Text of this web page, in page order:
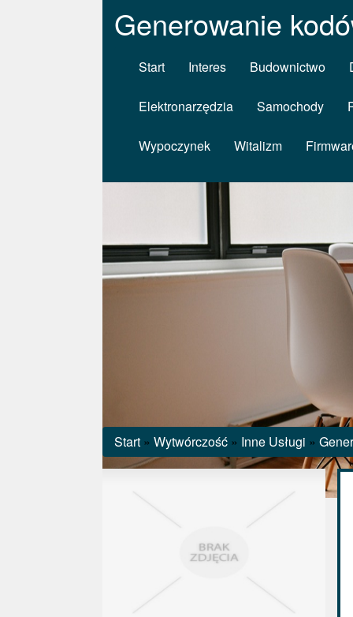
Generowanie
Start Interes Budownictwo
Elektronarzędzia Samochody
Wypoczynek Witalizm
Start » Wytwórczość » Inne Usługi »